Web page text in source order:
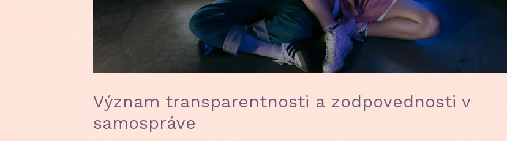
Význam transparentnosti a zodpovednosti v
samospráve